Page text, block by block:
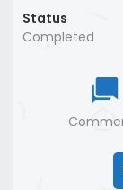
Status
Completed